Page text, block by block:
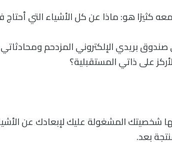
كثيرًا هو: ماذا عن كل الأشياء التي أحتاج
صندوق بريدي الإلكتروني المزدحم
على ذاتي المستقبلية؟
شخصيتك المشغولة عليك لإبعادك عن
بعد.